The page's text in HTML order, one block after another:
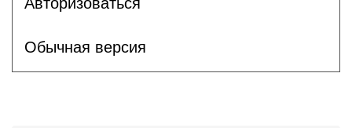
Обычная версия